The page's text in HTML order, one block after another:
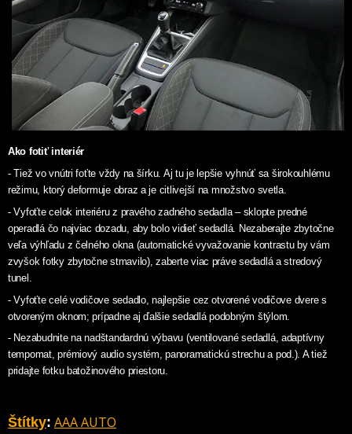
Ako fotiť interiér
- Tiež vo vnútri foťte vždy na šírku. Aj tu je lepšie vyhnúť sa širokouhlému
režimu, ktorý deformuje obraz a je citlivejší na množstvo svetla.
- Vyfoťte celok interiéru z pravého zadného sedadla – sklopte predné
operadlá čo najviac dozadu, aby bolo vidieť sedadlá. Nezaberajte zbytočne
veľa výhľadu z čelného okna (automatické vyvažovanie kontrastu by vám
zvyšok fotky zbytočne stmavilo), zaberte viac práve sedadlá a stredový
tunel.
- Vyfoťte celé vodičove sedadlo, najlepšie cez otvorené vodičove dvere s
otvoreným oknom; prípadne aj ďalšie sedadlá podobným štýlom.
- Nezabudnite na nadštandardnú výbavu (ventilované sedadlá, adaptívny
tempomat, prémiový audio systém, panoramatickú strechu a pod.). A tiež
pridajte fotku batožinového priestoru.
Štítky: AAA AUTO